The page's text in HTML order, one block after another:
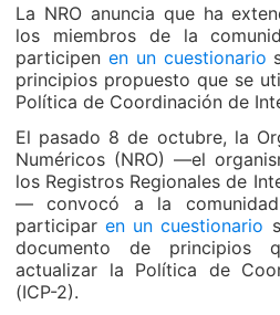
La NRO anuncia que ha
los miembros de la
participen en un cuestionario
principios propuesto que se
Política de Coordinación de
El pasado 8 de octubre, la
Numéricos (NRO) —el
los Registros Regionales de
— convocó a la
participaren un cuestionario
documento de principios
actualizar la Política de
(ICP-2).